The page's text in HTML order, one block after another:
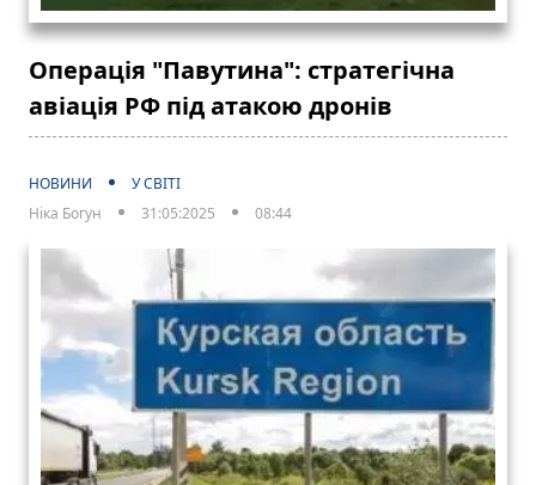
Операція "Павутина": стратегічна
авіація РФ під атакою дронів
НОВИНИ
У СВІТІ
Ніка Богун
31:05:2025 08:44